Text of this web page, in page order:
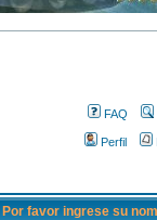
FAQ
Perfil
Por favor ingrese su